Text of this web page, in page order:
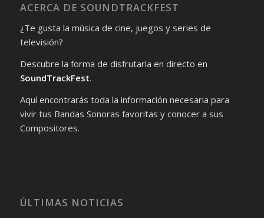
ACERCA DE SOUNDTRACKFEST
¿Te gusta la música de cine, juegos y series de
televisión?
Descubre la forma de disfrutarla en directo en
SoundTrackFest.
Aquí encontrarás toda la información necesaria para
vivir tus Bandas Sonoras favoritas y conocer a sus
Compositores.
ÚLTIMAS NOTICIAS